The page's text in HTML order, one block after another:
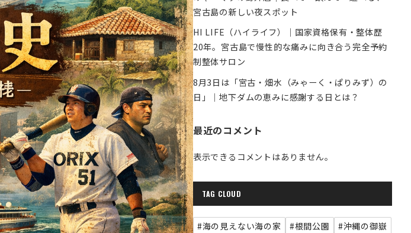
宮古島の新しい夜スポット
HI LIFE（ハイライフ）｜国家資格保有・整体歴
20年。宮古島で慢性的な痛みに向き合う完全予約
制整体サロン
8月3日は「宮古・畑水（みゃーく・ぱりみず）の
日」｜地下ダムの恵みに感謝する日とは？
最近のコメント
表示できるコメントはありません。
TAG CLOUD
#海の見えない海の家 #根間公園
#沖縄の御嶽